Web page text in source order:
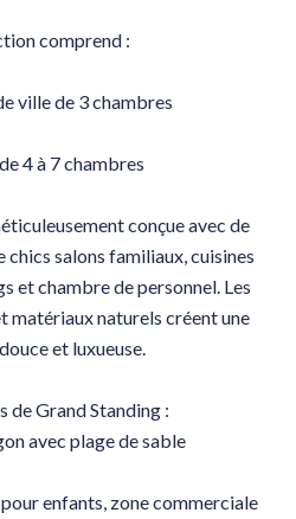
comprend :
ville de 3 chambres
4 à 7 chambres
conçue avec de
chics salons familiaux, cuisines
et chambre de personnel. Les
matériaux naturels créent une
et luxueuse.
de Grand Standing :
avec plage de sable
enfants, zone commerciale